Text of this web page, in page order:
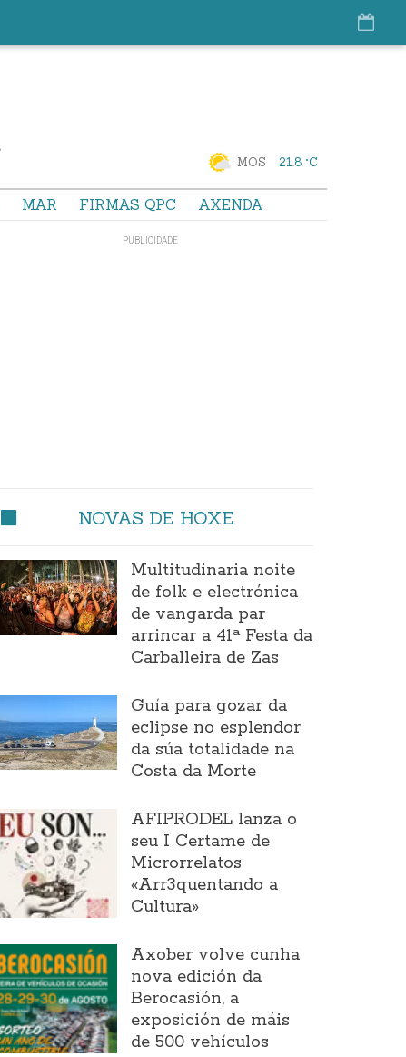
MOS 21.8 °C
MAR FIRMAS QPC AXENDA
NOVAS DE HOXE
Multitudinaria noite
de folk e electrónica
de vangarda par
arrincar a 41ª Festa da
Carballeira de Zas
Guía para gozar da
eclipse no esplendor
da súa totalidade na
Costa da Morte
AFIPRODEL lanza o
seu I Certame de
Microrrelatos
«Arr3quentando a
Cultura»
Axober volve cunha
nova edición da
Berocasión, a
exposición de máis
de 500 vehículos